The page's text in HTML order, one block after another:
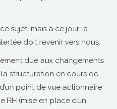
sujet, mais à ce jour la
doit revenir vers nous.
due aux changements
structuration en cours de
point de vue actionnaire
RH (mise en place d’un